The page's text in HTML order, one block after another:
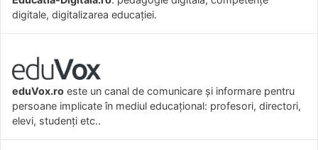
digitale, digitalizarea educației.
eduVox.ro este un canal de comunicare și informare pentru
persoane implicate în mediul educațional: profesori, directori,
elevi, studenți etc..